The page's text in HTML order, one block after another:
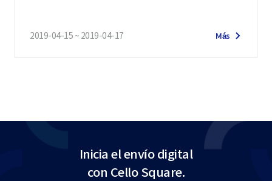
2019-04-15 ~ 2019-04-17 Más
Inicia el envío digital
con Cello Square.